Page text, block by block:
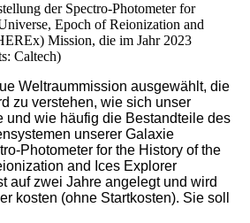
der Spectro-Photometer for
Epoch of Reionization and
Mission, die im Jahr 2023
Caltech)
Weltraummission ausgewählt, die
zu verstehen, wie sich unser
und wie häufig die Bestandteile des
unserer Galaxie
Photometer for the History of the
and Ices Explorer
auf zwei Jahre angelegt und wird
kosten (ohne Startkosten). Sie soll